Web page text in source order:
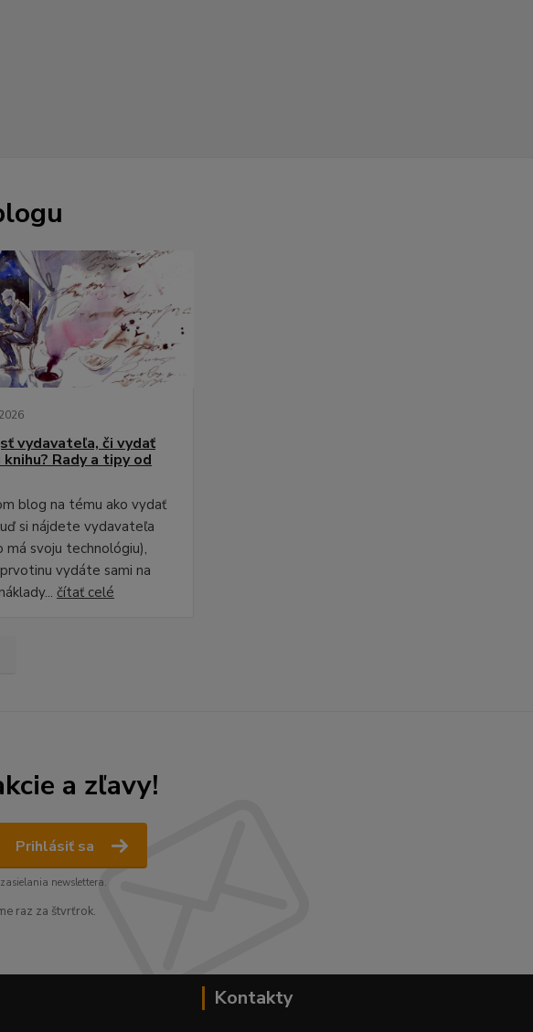
2026
vydavateľa, či vydať
Rady a tipy od
blog na tému ako vydať
si nájdete vydavateľa
má svoju technológiu),
vydáte sami na
čítať celé
a zľavy!
Prihlásiť sa
newslettera.
raz za štvrťrok.
Kontakty